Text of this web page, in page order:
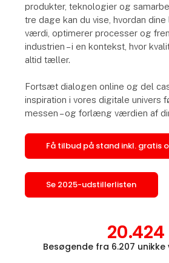
produkter, teknologier og
tre dage kan du vise, hvordan
værdi, optimerer processer og
industrien – i en kontekst, hvor
altid tæller.
Fortsæt dialogen online og del
inspiration i vores digitale univers
messen – og forlæng værdien af
Få tilbud på stand inkl. gratis
Se 2025-udstillerlisten
20.424
Besøgende fra 6.207